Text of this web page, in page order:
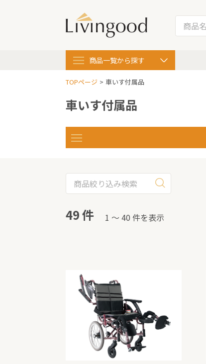
商品一覧から探す
TOPページ 車いす付属品
車いす付属品
49 件 1 〜 40 件を表示